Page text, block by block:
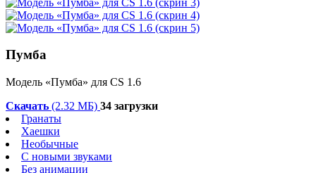
Пумба
Модель «Пумба» для CS 1.6
Скачать (2.32 МБ) 34 загрузки
Гранаты
Хаешки
Необычные
С новыми звуками
Без анимации